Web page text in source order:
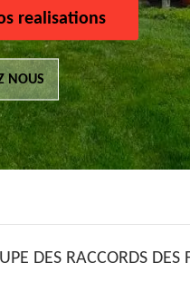
realisations
NOUS
DES RACCORDS DES